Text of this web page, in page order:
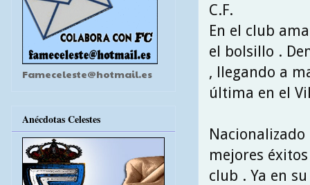
C.F.
En el club
el bolsillo .
, llegando a
última en el
mejores
club . Ya en
Fameceleste@hotmail.es
Anécdotas Celestes